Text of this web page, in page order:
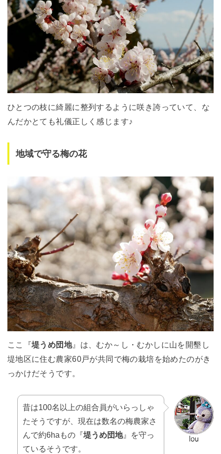
ひとつの枝に綺麗に整列するように咲き誇っていて、な
んだかとても礼儀正しく感じます♪
地域で守る梅の花
ここ『堤うめ団地』は、むか～し・むかしに山を開墾し
堤地区に住む農家60戸が共同で梅の栽培を始めたのがき
っかけだそうです。
昔は100名以上の組合員がいらっしゃ
たそうですが、現在は数名の梅農家さ
んで約6haもの『堤うめ団地』を守っ
ているそうです。